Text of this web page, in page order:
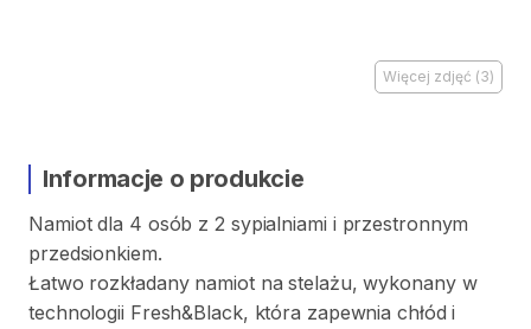
Więcej zdjęć (3)
Informacje o produkcie
Namiot dla 4 osób z 2 sypialniami i przestronnym
przedsionkiem.
Łatwo rozkładany namiot na stelażu​,​ wykonany w
technologii Fresh&Black​,​ która zapewnia chłód i